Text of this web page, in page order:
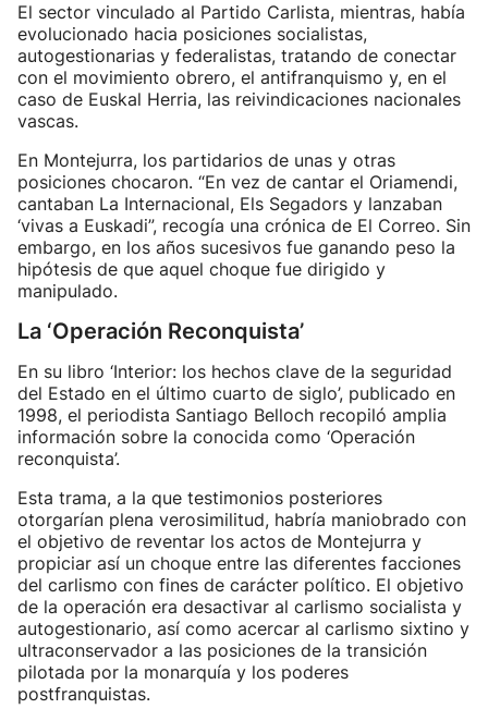
El sector vinculado al Partido Carlista, mientras, había
evolucionado hacia posiciones socialistas,
autogestionarias y federalistas, tratando de conectar
con el movimiento obrero, el antifranquismo y, en el
caso de Euskal Herria, las reivindicaciones nacionales
vascas.
En Montejurra, los partidarios de unas y otras
posiciones chocaron. “En vez de cantar el Oriamendi,
cantaban La Internacional, Els Segadors y lanzaban
‘vivas a Euskadi”, recogía una crónica de El Correo. Sin
embargo, en los años sucesivos fue ganando peso la
hipótesis de que aquel choque fue dirigido y
manipulado.
La ‘Operación Reconquista’
En su libro ‘Interior: los hechos clave de la seguridad
del Estado en el último cuarto de siglo’, publicado en
1998, el periodista Santiago Belloch recopiló amplia
información sobre la conocida como ‘Operación
reconquista’.
Esta trama, a la que testimonios posteriores
otorgarían plena verosimilitud, habría maniobrado con
el objetivo de reventar los actos de Montejurra y
propiciar así un choque entre las diferentes facciones
del carlismo con fines de carácter político. El objetivo
de la operación era desactivar al carlismo socialista y
autogestionario, así como acercar al carlismo sixtino y
ultraconservador a las posiciones de la transición
pilotada por la monarquía y los poderes
postfranquistas.